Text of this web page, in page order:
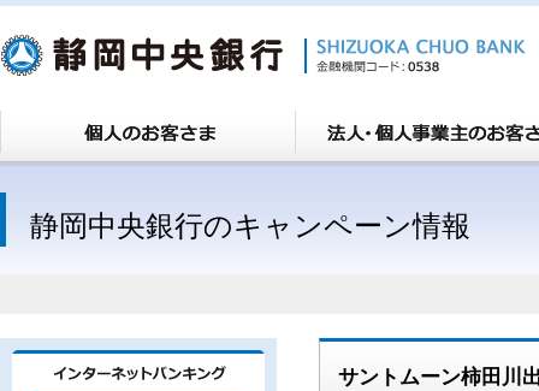
静岡中央銀行のキャンペーン情報
サントムーン柿田川